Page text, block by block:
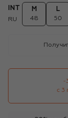
INT
RU
M
48
L
50
-
с 3